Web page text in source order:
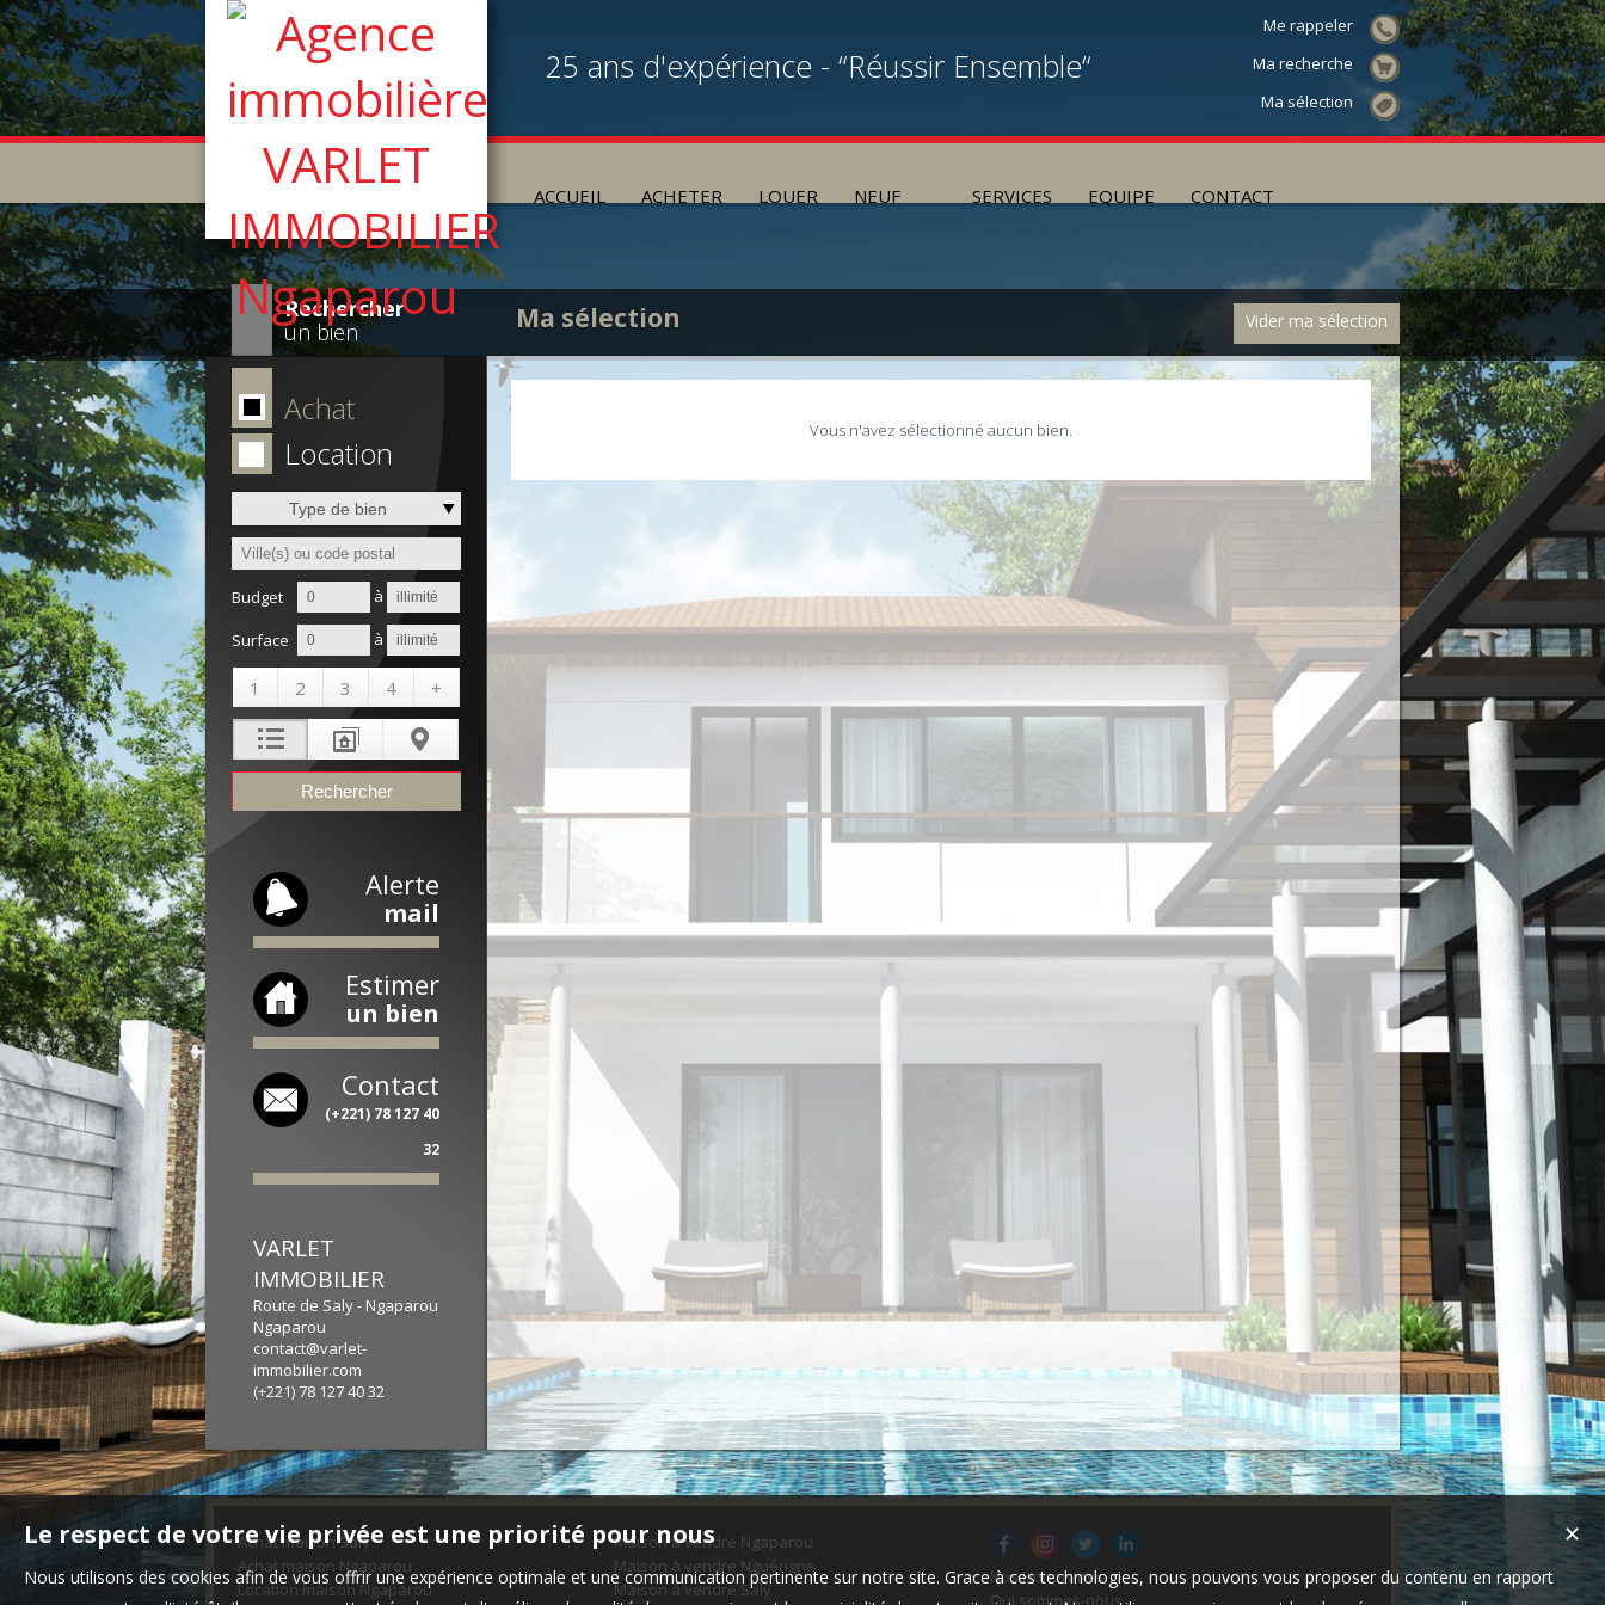
ACCUEIL ACHETER LOUER NEUF SERVICES EQUIPE CONTACT
Me rappeler
Ma recherche
Ma sélection
25 ans d'expérience - “Réussir Ensemble“
Rechercher
un bien
Ma sélection Vider ma sélection
Achat
Location
Type de bien
Budget à
Surface à
1 2 3 4 +
Alerte
mail
Estimer
un bien
Contact
(+221) 78 127 40
32
VARLET
IMMOBILIER
Route de Saly - Ngaparou
Ngaparou
contact@varlet-
immobilier.com
(+221) 78 127 40 32
Vous n'avez sélectionné aucun bien.
Achat maison Saly
Achat maison Ngaparou
Location maison Ngaparou
Maison à vendre Ngaparou
Maison à vendre Nguérigne
Maison à vendre Saly
Nos Honoraires
Qui sommes-nous
✕
Le respect de votre vie privée est une priorité pour nous
Nous utilisons des cookies afin de vous offrir une expérience optimale et une communication pertinente sur notre site. Grace à ces technologies, nous pouvons vous proposer du contenu en rapport